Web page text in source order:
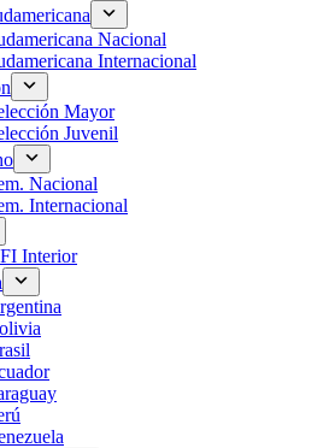
Nacional
Internacional
Mayor
Juvenil
Nacional
Internacional
Interior